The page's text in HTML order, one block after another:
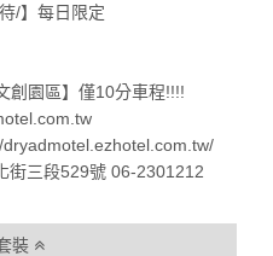
/】每日限定
創園區】僅10分車程!!!!
街三段529號 06-2301212
裝